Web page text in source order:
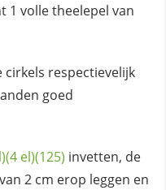
1 volle theelepel van
respectievelijk
goed
(4 el)(125) invetten, de
2 cm erop leggen en